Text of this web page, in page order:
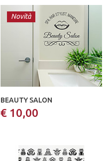
Novità
BEAUTY SALON
€ 10,00